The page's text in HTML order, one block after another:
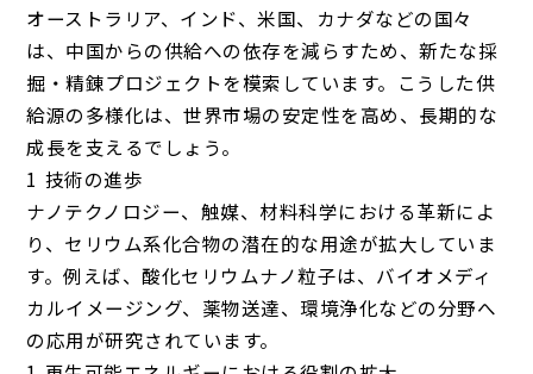
オーストラリア、インド、米国、カナダなどの国々
は、中国からの供給への依存を減らすため、新たな採
掘・精錬プロジェクトを模索しています。こうした供
給源の多様化は、世界市場の安定性を高め、長期的な
成長を支えるでしょう。
技術の進歩
ナノテクノロジー、触媒、材料科学における革新によ
り、セリウム系化合物の潜在的な用途が拡大していま
す。例えば、酸化セリウムナノ粒子は、バイオメディ
カルイメージング、薬物送達、環境浄化などの分野へ
の応用が研究されています。